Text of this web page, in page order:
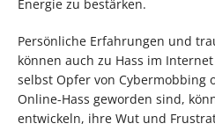
Energie zu bestärken.
Persönliche Erfahrungen und
können auch zu Hass im
selbst Opfer von Cybermobbing
Online-Hass geworden sind,
entwickeln, ihre Wut und